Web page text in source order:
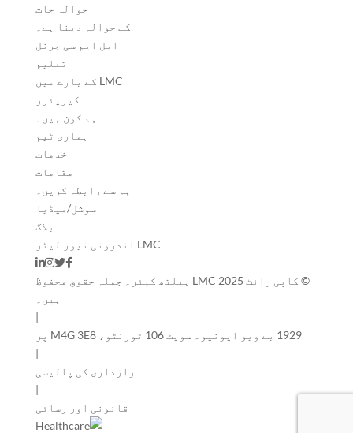
حوالہ جات
کب حوالہ دینا ہے۔
ایل ایم سی جرنل
تعلیم
LMC کے بارے میں
کیریئرز
ہم کون ہیں۔
ہماری ٹیم
خدمات
مقامات
ہم سے رابطہ کریں۔
سوشل/میڈیا
بلاگ
LMC اندرونی نیوز لیٹر
© کاپی رائٹ 2025 LMC ہیلتھ کیئر۔ جملہ حقوق محفوظ
ہیں۔
|
1929 بے ویو ایونیو۔ سویٹ 106 ٹورنٹو، M4G 3E8 پر
|
رازداری کی پالیسی
|
قانونی اور رسائی